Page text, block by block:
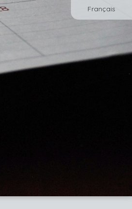
Français